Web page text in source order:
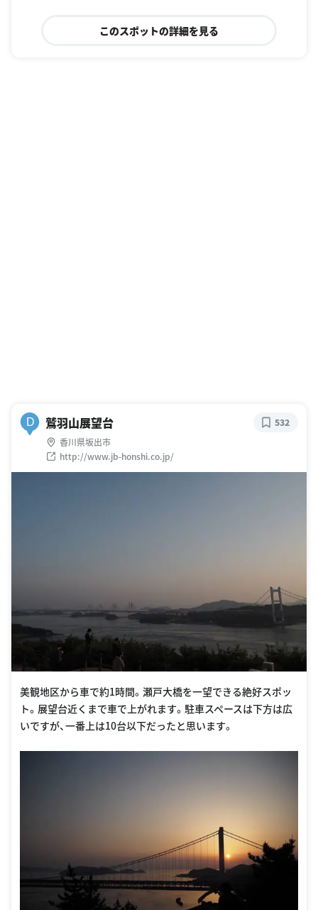
このスポットの詳細を見る
D 鷲羽山展望台
香川県坂出市
http://www.jb-honshi.co.jp/
532
美観地区から車で約1時間。瀬戸大橋を一望できる絶好スポッ
ト。展望台近くまで車で上がれます。駐車スペースは下方は広
いですが、一番上は10台以下だったと思います。